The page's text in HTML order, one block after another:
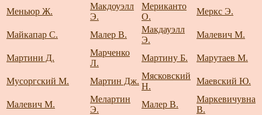
Меньюр Ж.
Макдоуэлл
Э.
Мериканто
О.
Меркс Э.
Майкапар С. Малер В.
Макдауэлл
Э.
Малевич М.
Мартини Д.
Марченко
Л.
Мартину Б. Марутаев М.
Мусоргский М. Мартин Дж.
Мясковский
Н.
Маевский Ю.
Малевич М.
Мелартин
Э.
Малер В.
Маркевичувна
В.